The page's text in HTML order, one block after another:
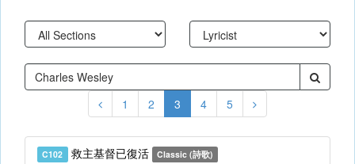
1 2 3 4 5
C102 救主基督已復活 Classic (詩歌)